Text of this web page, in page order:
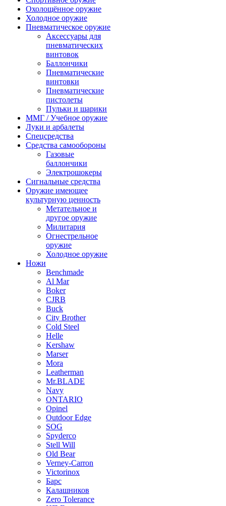
Охолощённое оружие
Холодное оружие
Пневматическое оружие
Аксессуары для
пневматических
винтовок
Баллончики
Пневматические
винтовки
Пневматические
пистолеты
Пульки и шарики
ММГ / Учебное оружие
Луки и арбалеты
Спецсредства
Средства самообороны
Газовые
баллончики
Электрошокеры
Сигнальные средства
Оружие имеющее
культурную ценность
Метательное и
другое оружие
Милитария
Огнестрельное
оружие
Холодное оружие
Ножи
Benchmade
Al Mar
Boker
CJRB
Buck
City Brother
Cold Steel
Helle
Kershaw
Marser
Mora
Leatherman
Mr.BLADE
Navy
ONTARIO
Opinel
Outdoor Edge
SOG
Spyderco
Stell Will
Old Bear
Verney-Carron
Victorinox
Барс
Калашников
Zero Tolerance